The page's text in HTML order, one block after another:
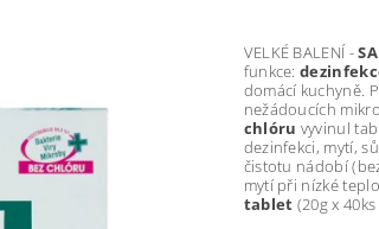
VELKÉ BALENÍ -
funkce:
domácí kuchyně.
nežádoucích
chlóru vyvinul
dezinfekci, mytí,
čistotu nádobí
mytí při nízké
tablet (20g x